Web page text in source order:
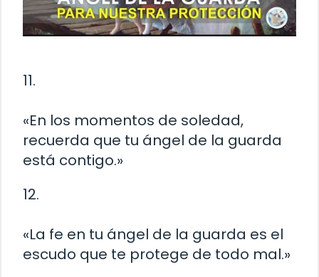
11.
«En los momentos de soledad,
recuerda que tu ángel de la guarda
está contigo.»
12.
«La fe en tu ángel de la guarda es el
escudo que te protege de todo mal.»